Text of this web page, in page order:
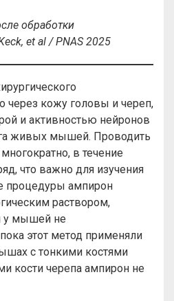
обработки
et al / PNAS 2025
через кожу головы и череп,
и активностью нейронов
живых мышей. Проводить
в течение
что важно для изучения
процедуры ампирон
раствором,
у мышей не
этот метод применяли
с тонкими костями
кости черепа ампирон не